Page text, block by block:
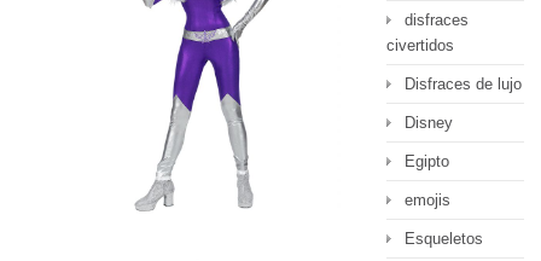
disfraces
civertidos
Disfraces de lujo
Disney
Egipto
emojis
Esqueletos